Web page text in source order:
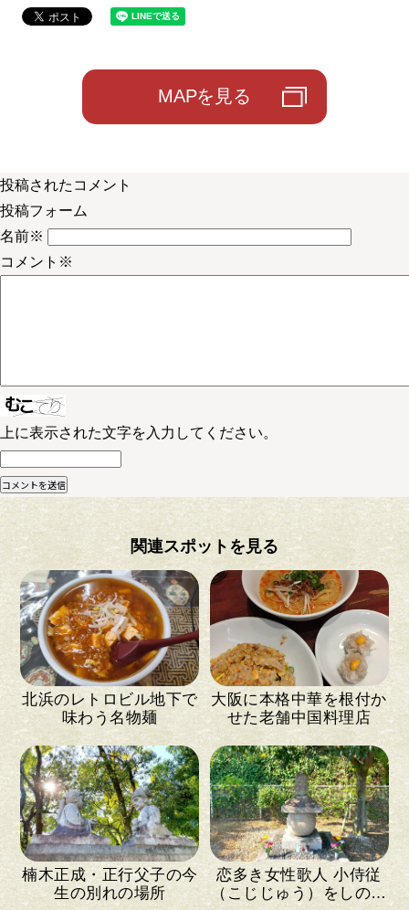
MAPを見る
投稿されたコメント
投稿フォーム
名前※
コメント ※
上に表示された文字を入力してください。
関連スポットを見る
北浜のレトロビル地下で
味わう名物麺
大阪に本格中華を根付か
せた老舗中国料理店
楠木正成・正行父子の今
生の別れの場所
恋多き女性歌人 小侍従
（こじじゅう）をしのぶ